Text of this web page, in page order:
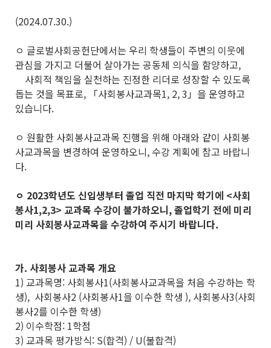
(2024.07.30.)
ㅇ 글로벌사회공헌단에서는 우리 학생들이 주변의 이웃에
관심을 가지고 더불어 살아가는 공동체 의식을 함양하고,
사회적 책임을 실천하는 진정한 리더로 성장할 수 있도록
돕는 것을 목표로, 「사회봉사교과목1, 2, 3」을 운영하고
있습니다.
ㅇ 원활한 사회봉사교과목 진행을 위해 아래와 같이 사회봉
사교과목을 변경하여 운영하오니, 수강 계획에 참고 바랍니
다.
ㅇ 2023학년도 신입생부터 졸업 직전 마지막 학기에 <사회
봉사1,2,3> 교과목 수강이 불가하오니,졸업학기 전에 미리
미리 사회봉사교과목을 수강하여 주시기 바랍니다.
가. 사회봉사 교과목 개요
1) 교과목명: 사회봉사1(사회봉사교과목을 처음 수강하는 학
생), 사회봉사2 (사회봉사1을 이수한 학생 ), 사회봉사3(사회
봉사2를 이수한 학생)
2) 이수학점: 1학점
3) 교과목 평가방식: S(합격) / U(불합격)